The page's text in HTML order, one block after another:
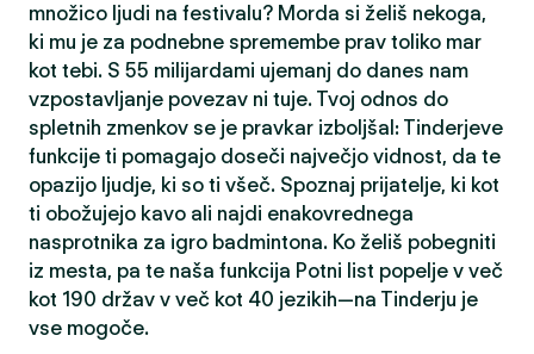
množico ljudi na festivalu? Morda si želiš nekoga,
ki mu je za podnebne spremembe prav toliko mar
kot tebi. S 55 milijardami ujemanj do danes nam
vzpostavljanje povezav ni tuje. Tvoj odnos do
spletnih zmenkov se je pravkar izboljšal: Tinderjeve
funkcije ti pomagajo doseči največjo vidnost, da te
opazijo ljudje, ki so ti všeč. Spoznaj prijatelje, ki kot
ti obožujejo kavo ali najdi enakovrednega
nasprotnika za igro badmintona. Ko želiš pobegniti
iz mesta, pa te naša funkcija Potni list popelje v več
kot 190 držav v več kot 40 jezikih—na Tinderju je
vse mogoče.